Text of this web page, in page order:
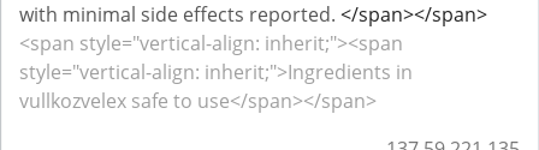
with minimal side effects reported. </span></span>
<span style="vertical-align: inherit;"><span
style="vertical-align: inherit;">Ingredients in
vullkozvelex safe to use</span></span>